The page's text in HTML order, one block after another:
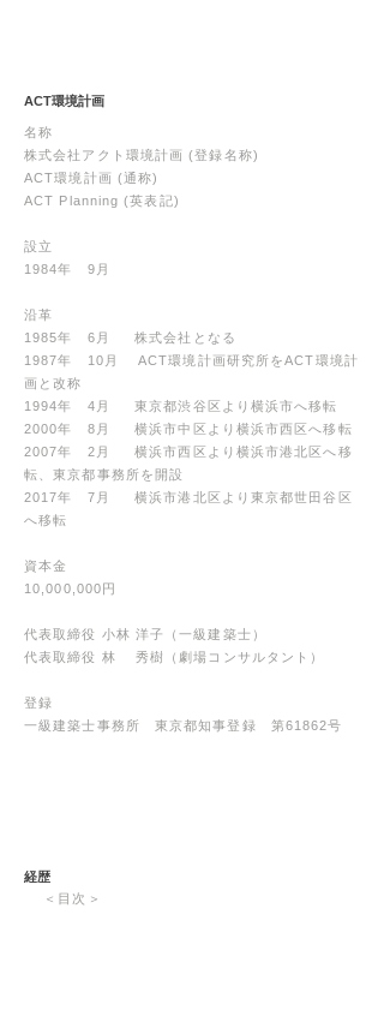
ACT環境計画
名称
株式会社アクト環境計画 (登録名称)
ACT環境計画 (通称)
ACT Planning (英表記)
設立
1984年 9月
沿革
1985年 6月 株式会社となる
1987年 10月 ACT環境計画研究所をACT環境計
画と改称
1994年 4月 東京都渋谷区より横浜市へ移転
2000年 8月 横浜市中区より横浜市西区へ移転
2007年 2月 横浜市西区より横浜市港北区へ移
転、東京都事務所を開設
2017年 7月 横浜市港北区より東京都世田谷区
へ移転
資本金
10,000,000円
代表取締役 小林 洋子（一級建築士）
代表取締役 林 秀樹（劇場コンサルタント）
登録
一級建築士事務所 東京都知事登録 第61862号
​経歴
＜目次＞